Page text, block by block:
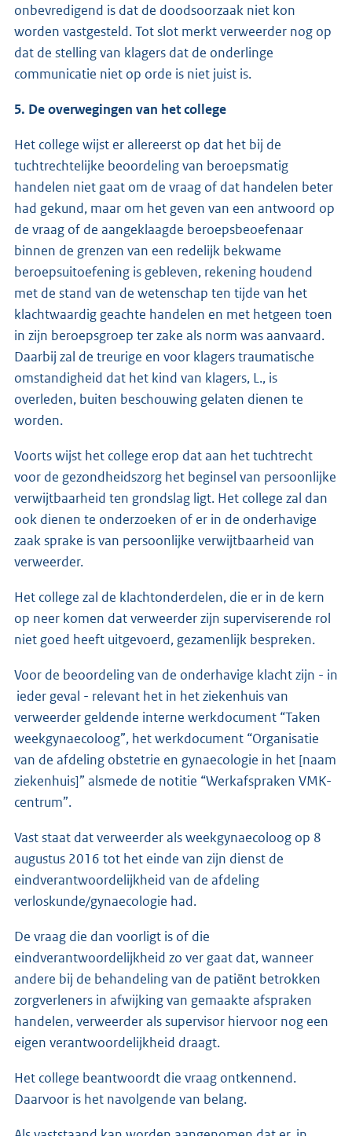
onbevredigend is dat de doodsoorzaak niet kon
worden vastgesteld. Tot slot merkt verweerder nog op
dat de stelling van klagers dat de onderlinge
communicatie niet op orde is niet juist is.
5. De overwegingen van het college
Het college wijst er allereerst op dat het bij de
tuchtrechtelijke beoordeling van beroepsmatig
handelen niet gaat om de vraag of dat handelen beter
had gekund, maar om het geven van een antwoord op
de vraag of de aangeklaagde beroepsbeoefenaar
binnen de grenzen van een redelijk bekwame
beroepsuitoefening is gebleven, rekening houdend
met de stand van de wetenschap ten tijde van het
klachtwaardig geachte handelen en met hetgeen toen
in zijn beroepsgroep ter zake als norm was aanvaard.
Daarbij zal de treurige en voor klagers traumatische
omstandigheid dat het kind van klagers, L., is
overleden, buiten beschouwing gelaten dienen te
worden.
Voorts wijst het college erop dat aan het tuchtrecht
voor de gezondheidszorg het beginsel van persoonlijke
verwijtbaarheid ten grondslag ligt. Het college zal dan
ook dienen te onderzoeken of er in de onderhavige
zaak sprake is van persoonlijke verwijtbaarheid van
verweerder.
Het college zal de klachtonderdelen, die er in de kern
op neer komen dat verweerder zijn superviserende rol
niet goed heeft uitgevoerd, gezamenlijk bespreken.
Voor de beoordeling van de onderhavige klacht zijn - in
ieder geval - relevant het in het ziekenhuis van
verweerder geldende interne werkdocument “Taken
weekgynaecoloog”, het werkdocument “Organisatie
van de afdeling obstetrie en gynaecologie in het [naam
ziekenhuis]” alsmede de notitie “Werkafspraken VMK-
centrum”.
Vast staat dat verweerder als weekgynaecoloog op 8
augustus 2016 tot het einde van zijn dienst de
eindverantwoordelijkheid van de afdeling
verloskunde/gynaecologie had.
De vraag die dan voorligt is of die
eindverantwoordelijkheid zo ver gaat dat, wanneer
andere bij de behandeling van de patiënt betrokken
zorgverleners in afwijking van gemaakte afspraken
handelen, verweerder als supervisor hiervoor nog een
eigen verantwoordelijkheid draagt.
Het college beantwoordt die vraag ontkennend.
Daarvoor is het navolgende van belang.